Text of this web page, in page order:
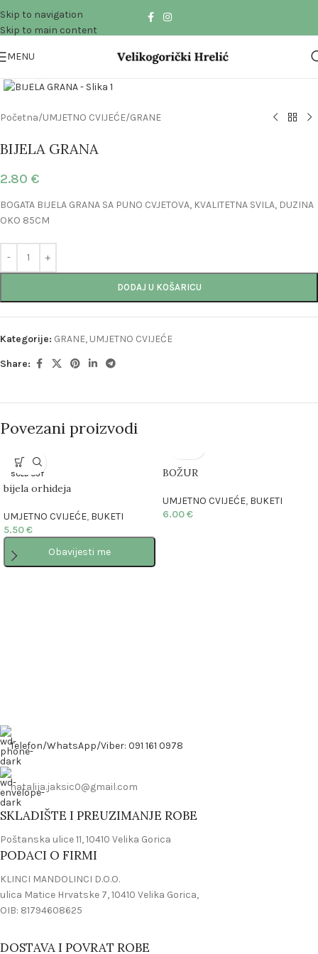
Skip to navigation
Skip to main content
MENU
Početna/UMJETNO CVIJEĆE/GRANE
BIJELA GRANA
2.80 €
BOGATA BIJELA GRANA SA PUNO CVJETOVA, KVALITETNA SVILA, DUZINA
OKO 85CM
DODAJ U KOŠARICU
Kategorije: GRANE, UMJETNO CVIJEĆE
Share:
Povezani proizvodi
SOLD OUT
bijela orhideja
UMJETNO CVIJEĆE, BUKETI
5.50€
Obavijesti me
BOŽUR
UMJETNO CVIJEĆE, BUKETI
6.00€
Telefon/WhatsApp/Viber: 091 161 0978
natalija.jaksic0@gmail.com
SKLADIŠTE I PREUZIMANJE ROBE
Poštanska ulice 11, 10410 Velika Gorica
PODACI O FIRMI
KLINCI MANDOLINCI D.O.O.
ulica Matice Hrvatske 7, 10410 Velika Gorica,
OIB: 81794608625
DOSTAVA I POVRAT ROBE